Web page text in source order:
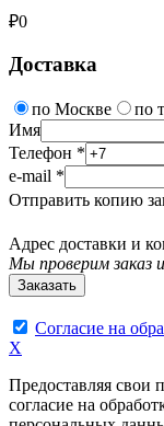
₽0
Доставка
по Москве
по
Имя
Телефон *
e-mail *
Отправить копию
Адрес доставки и
Мы проверим заказ
Согласие на
X
Предоставляя свои
согласие на